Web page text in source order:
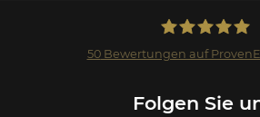
50Bewertungen auf
Folgen Sie